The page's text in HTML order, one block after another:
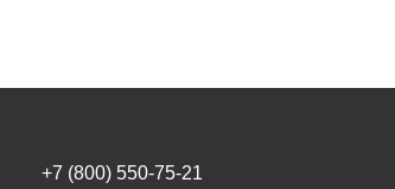
+7 (800) 550-75-21